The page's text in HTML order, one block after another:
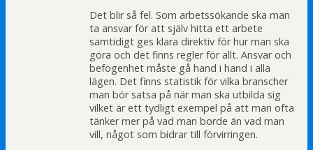
Det blir så fel. Som arbetssökande ska man
ta ansvar för att själv hitta ett arbete
samtidigt ges klara direktiv för hur man ska
göra och det finns regler för allt. Ansvar och
befogenhet måste gå hand i hand i alla
lägen. Det finns statistik för vilka branscher
man bör satsa på när man ska utbilda sig
vilket är ett tydligt exempel på att man ofta
tänker mer på vad man borde än vad man
vill, något som bidrar till förvirringen.